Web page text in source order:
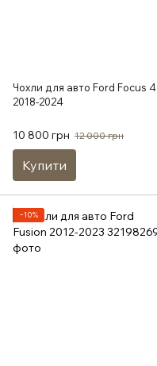
Чохли для авто Ford Focus 4
2018-2024
10 800 грн 12 000 грн
Купити
−10%